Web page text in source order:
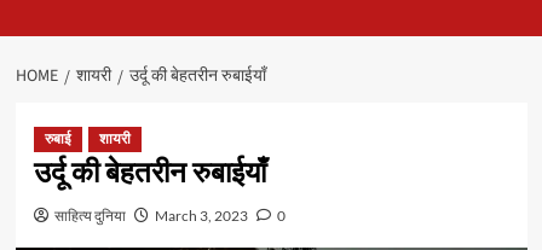
HOME शायरी उर्दू की बेहतरीन रुबाईयाँ
रुबाई शायरी
उर्दू की बेहतरीन रुबाईयाँ
साहित्य दुनिया March 3, 2023 0